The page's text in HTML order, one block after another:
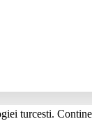
turcesti.